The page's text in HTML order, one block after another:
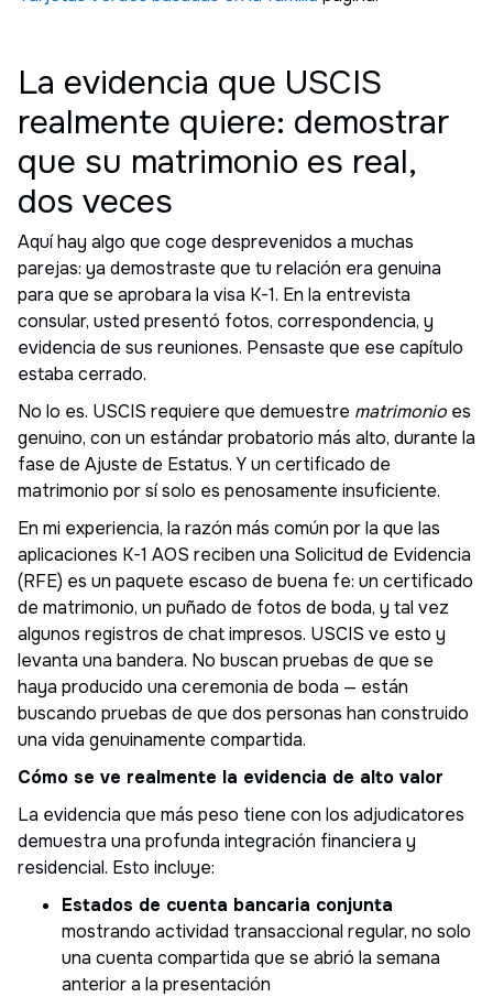
La evidencia que USCIS
realmente quiere: demostrar
que su matrimonio es real,
dos veces
Aquí hay algo que coge desprevenidos a muchas
parejas: ya demostraste que tu relación era genuina
para que se aprobara la visa K-1. En la entrevista
consular, usted presentó fotos, correspondencia, y
evidencia de sus reuniones. Pensaste que ese capítulo
estaba cerrado.
No lo es. USCIS requiere que demuestre matrimonio es
genuino, con un estándar probatorio más alto, durante la
fase de Ajuste de Estatus. Y un certificado de
matrimonio por sí solo es penosamente insuficiente.
En mi experiencia, la razón más común por la que las
aplicaciones K-1 AOS reciben una Solicitud de Evidencia
(RFE) es un paquete escaso de buena fe: un certificado
de matrimonio, un puñado de fotos de boda, y tal vez
algunos registros de chat impresos. USCIS ve esto y
levanta una bandera. No buscan pruebas de que se
haya producido una ceremonia de boda — están
buscando pruebas de que dos personas han construido
una vida genuinamente compartida.
Cómo se ve realmente la evidencia de alto valor
La evidencia que más peso tiene con los adjudicatores
demuestra una profunda integración financiera y
residencial. Esto incluye:
Estados de cuenta bancaria conjunta
mostrando actividad transaccional regular, no solo
una cuenta compartida que se abrió la semana
anterior a la presentación